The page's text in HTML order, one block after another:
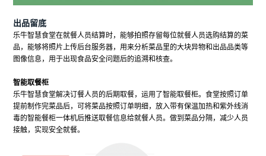
出品留底
乐牛智慧食堂在就餐人员结算时，能够拍照存留每位就餐人员选购结算的菜
品，能够将照片上传后台服务器，用来分析菜品里的大块异物和出品品类等
图像信息，用于出现食品安全问题后的追溯和核查。
智能取餐柜
乐牛智慧食堂解决订餐人员的后期取餐，运用了智能取餐柜。食堂按照订单
提前制作完菜品后，可将菜品按照订单明细，放入带有保温加热和紫外线消
毒的智能餐柜一体机后推送取餐信息给就餐人员。做到菜品分隔，减少人员
接触，实现安全就餐。